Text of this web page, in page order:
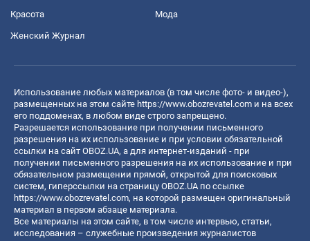
Красота Мода
Женский Журнал
Использование любых материалов (в том числе фото- и видео-),
размещенных на этом сайте https://www.obozrevatel.com и на всех
его поддоменах, в любом виде строго запрещено.
Разрешается использование при получении письменного
разрешения на их использование и при условии обязательной
ссылки на сайт OBOZ.UA, а для интернет-изданий - при
получении письменного разрешения на их использование и при
обязательном размещении прямой, открытой для поисковых
систем, гиперссылки на страницу OBOZ.UA по ссылке
https://www.obozrevatel.com, на которой размещен оригинальный
материал в первом абзаце материала.
Все материалы на этом сайте, в том числе интервью, статьи,
исследования – служебные произведения журналистов